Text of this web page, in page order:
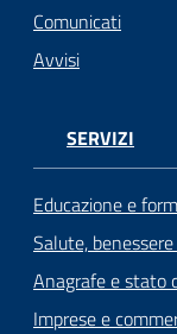
Comunicati
Avvisi
SERVIZI
Educazione e
Salute,
Anagrafe e stato
Imprese e